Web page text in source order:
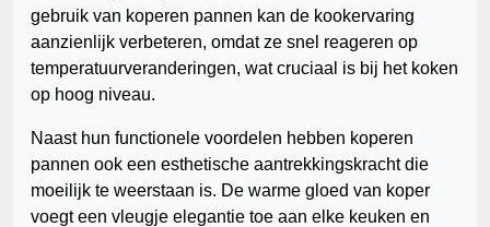
gebruik van koperen pannen kan de kookervaring
aanzienlijk verbeteren, omdat ze snel reageren op
temperatuurveranderingen, wat cruciaal is bij het koken
op hoog niveau.
Naast hun functionele voordelen hebben koperen
pannen ook een esthetische aantrekkingskracht die
moeilijk te weerstaan is. De warme gloed van koper
voegt een vleugje elegantie toe aan elke keuken en